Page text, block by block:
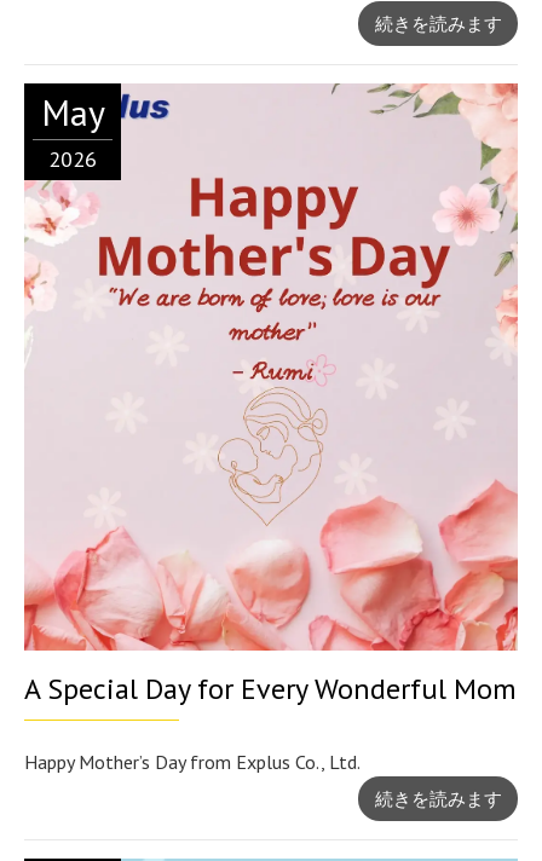
続きを読みます
May
2026
A Special Day for Every Wonderful Mom
Happy Mother’s Day from Explus Co., Ltd.
続きを読みます